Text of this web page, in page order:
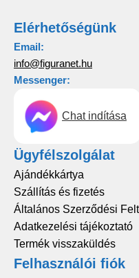
Elérhetőségünk
Email:
info@figuranet.hu
Messenger:
Chat indítása
Ügyfélszolgálat
Ajándékkártya
Szállítás és fizetés
Általános Szerződési
Adatkezelési tájékoztató
Termék visszaküldés
Felhasználói fiók